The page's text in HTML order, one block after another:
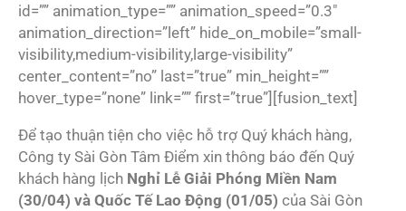
id=”” animation_type=”” animation_speed=”0.3″
animation_direction=”left” hide_on_mobile=”small-
visibility,medium-visibility,large-visibility”
center_content=”no” last=”true” min_height=””
hover_type=”none” link=”” first=”true”][fusion_text]
Để tạo thuận tiện cho việc hỗ trợ Quý khách hàng,
Công ty Sài Gòn Tâm Điểm xin thông báo đến Quý
khách hàng lịch Nghỉ Lễ Giải Phóng Miền Nam
(30/04) và Quốc Tế Lao Động (01/05) của Sài Gòn